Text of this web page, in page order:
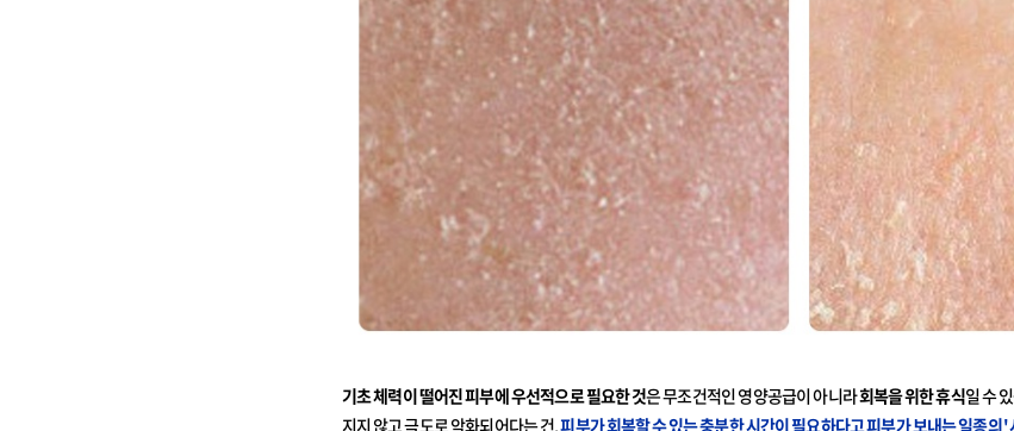
기초 체력이 떨어진 피부에 우선적으로 필요한 것은 무조건적인 영양공급이 아니라회복을 위한 휴식일 수
지지 않고 극도로 악화되어다는 건,피부가 회복할 수 있는 충분한 시간이 필요하다고 피부가 보내는 일종의